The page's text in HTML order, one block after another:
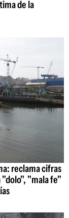
de la
reclama cifras
"dolo", "mala fe"